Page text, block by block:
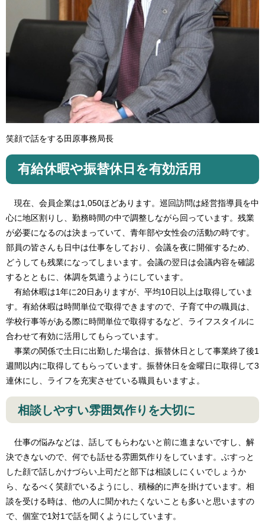
笑顔で話をする田原事務局長
有給休暇や振替休日を有効活用
現在、会員企業は1,050ほどあります。巡回訪問は経営指導員を中
心に地区割りし、勤務時間の中で調整しながら回っています。残業
が必要になるのは決まっていて、青年部や女性会の活動の時です。
部員の皆さんも日中は仕事をしており、会議を夜に開催するため、
どうしても残業になってしまいます。会議の翌日は会議内容を確認
するとともに、体調を気遣うようにしています。
有給休暇は1年に20日ありますが、平均10日以上は取得していま
す。有給休暇は時間単位で取得できますので、子育て中の職員は、
学校行事等がある際に時間単位で取得するなど、ライフスタイルに
合わせて有効に活用してもらっています。
事業の関係で土日に出勤した場合は、振替休日として事業終了後1
週間以内に取得してもらっています。振替休日を金曜日に取得して3
連休にし、ライフを充実させている職員もいますよ。
相談しやすい雰囲気作りを大切に
仕事の悩みなどは、話してもらわないと前に進まないですし、解
決できないので、何でも話せる雰囲気作りをしています。ぶすっと
した顔で話しかけづらい上司だと部下は相談しにくいでしょうか
ら、なるべく笑顔でいるようにし、積極的に声を掛けています。相
談を受ける時は、他の人に聞かれたくないことも多いと思いますの
で、個室で1対1で話を聞くようにしています。